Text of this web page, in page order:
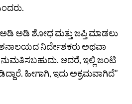
ಅಡಿ ಶೋಧ ಮತ್ತು ಜಪ್ತಿ ಮಾಡಲು
ನಿರ್ದೇಶಕರು ಅಥವಾ
ಆದರೆ, ಇಲ್ಲಿ ಜಂಟಿ
ಹೀಗಾಗಿ, ಇದು ಅಕ್ರಮವಾಗಿದೆ”